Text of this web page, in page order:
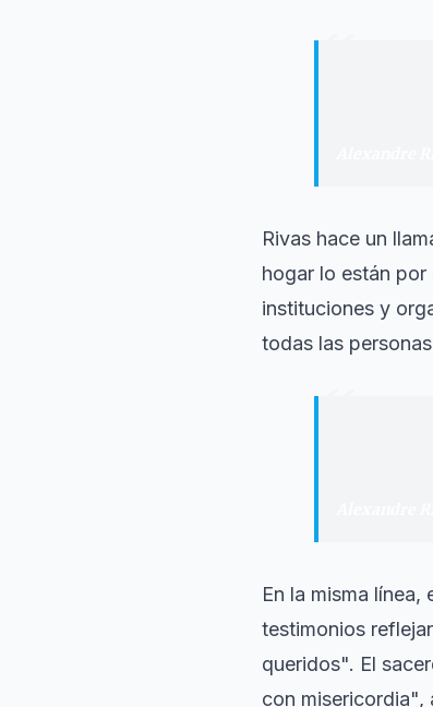
“
Rivas hace un
hogar lo están
instituciones y
todas las
“
En la misma
testimonios
queridos". El
con misericordia",